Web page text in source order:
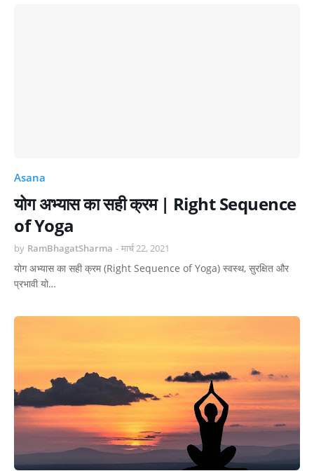
Asana
योग अभ्यास का सही क्रम | Right Sequence
of Yoga
by RamBhagatSharma - मार्च 22, 2021
योग अभ्यास का सही क्रम (Right Sequence of Yoga) स्वस्थ, सुरक्षित और
प्रभावी यो…